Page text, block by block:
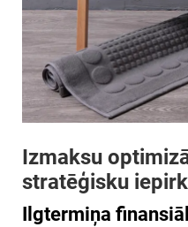
Izmaksu
stratēģisku
Ilgtermiņa